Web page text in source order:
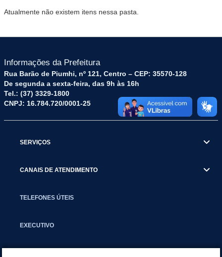
Atualmente não existem itens nessa pasta.
Informações da Prefeitura
Rua Barão de Piumhi, nº 121, Centro – CEP: 35570-128
De segunda a sexta-feira, das 9h às 16h
Tel.: (37) 3329-1800
CNPJ: 16.784.720/0001-25
SERVIÇOS
CANAIS DE ATENDIMENTO
TELEFONES ÚTEIS
EXECUTIVO